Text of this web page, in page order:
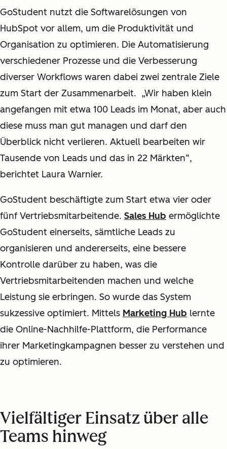
GoStudent nutzt die Softwarelösungen von
HubSpot vor allem, um die Produktivität und
Organisation zu optimieren. Die Automatisierung
verschiedener Prozesse und die Verbesserung
diverser Workflows waren dabei zwei zentrale Ziele
zum Start der Zusammenarbeit. „Wir haben klein
angefangen mit etwa 100 Leads im Monat, aber auch
diese muss man gut managen und darf den
Überblick nicht verlieren. Aktuell bearbeiten wir
Tausende von Leads und das in 22 Märkten“,
berichtet Laura Warnier.
GoStudent beschäftigte zum Start etwa vier oder
fünf Vertriebsmitarbeitende. Sales Hub ermöglichte
GoStudent einerseits, sämtliche Leads zu
organisieren und andererseits, eine bessere
Kontrolle darüber zu haben, was die
Vertriebsmitarbeitenden machen und welche
Leistung sie erbringen. So wurde das System
sukzessive optimiert. Mittels Marketing Hub lernte
die Online-Nachhilfe-Plattform, die Performance
ihrer Marketingkampagnen besser zu verstehen und
zu optimieren.
Vielfältiger Einsatz über alle
Teams hinweg